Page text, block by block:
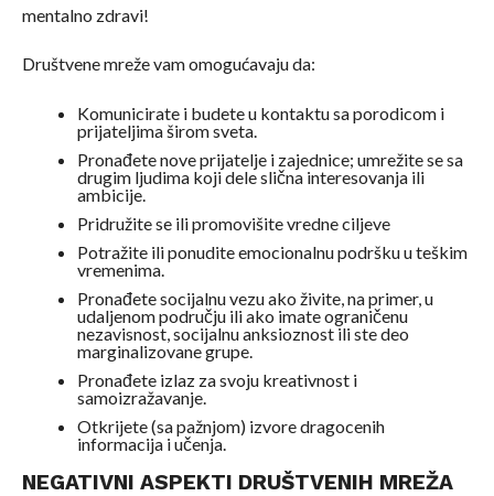
mentalno zdravi!
Društvene mreže vam omogućavaju da:
Komunicirate i budete u kontaktu sa porodicom i
prijateljima širom sveta.
Pronađete nove prijatelje i zajednice; umrežite se sa
drugim ljudima koji dele slična interesovanja ili
ambicije.
Pridružite se ili promovišite vredne ciljeve
Potražite ili ponudite emocionalnu podršku u teškim
vremenima.
Pronađete socijalnu vezu ako živite, na primer, u
udaljenom području ili ako imate ograničenu
nezavisnost, socijalnu anksioznost ili ste deo
marginalizovane grupe.
Pronađete izlaz za svoju kreativnost i
samoizražavanje.
Otkrijete (sa pažnjom) izvore dragocenih
informacija i učenja.
NEGATIVNI ASPEKTI DRUŠTVENIH MREŽA